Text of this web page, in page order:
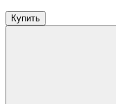
Купить